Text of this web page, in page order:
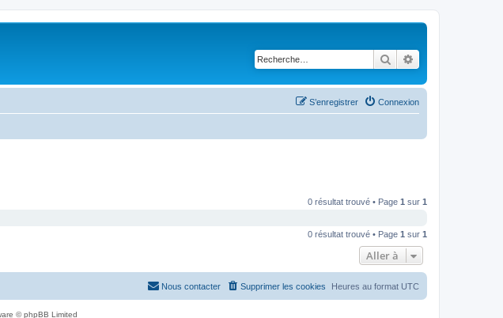
Rechercher
Connexion
S’enregistrer
0 résultat trouvé • Page 1 sur 1
0 résultat trouvé • Page 1 sur 1
Aller à
Heures au format UTC
Supprimer les cookies
Nous contacter
© phpBB Limited